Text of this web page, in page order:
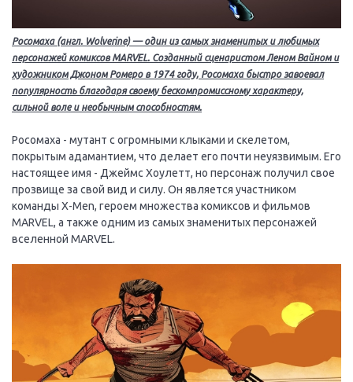
Росомаха (англ. Wolverine) — один из самых знаменитых и любимых
персонажей комиксов MARVEL. Созданный сценаристом Леном Вайном и
художником Джоном Ромеро в 1974 году, Росомаха быстро завоевал
популярность благодаря своему бескомпромиссному характеру,
сильной воле и необычным способностям.
Росомаха - мутант с огромными клыками и скелетом,
покрытым адамантием, что делает его почти неуязвимым. Его
настоящее имя - Джеймс Хоулетт, но персонаж получил свое
прозвище за свой вид и силу. Он является участником
команды X-Men, героем множества комиксов и фильмов
MARVEL, а также одним из самых знаменитых персонажей
вселенной MARVEL.